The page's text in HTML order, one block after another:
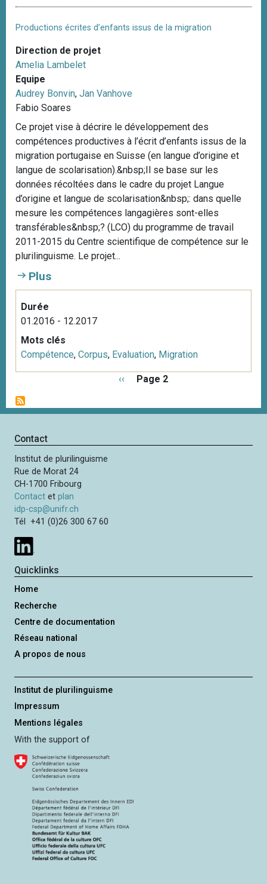
Productions écrites d’enfants issus de la migration
Direction de projet
Amelia Lambelet
Equipe
Audrey Bonvin, Jan Vanhove
Fabio Soares
Ce projet vise à décrire le développement des
compétences productives à l’écrit d’enfants issus de la
migration portugaise en Suisse (en langue d’origine et
langue de scolarisation).&nbsp;Il se base sur les
données récoltées dans le cadre du projet Langue
d’origine et langue de scolarisation&nbsp;: dans quelle
mesure les compétences langagières sont-elles
transférables&nbsp;? (LCO) du programme de travail
2011-2015 du Centre scientifique de compétence sur le
plurilinguisme. Le projet...
Plus
Durée
01.2016 - 12.2017
Mots clés
Compétence, Corpus, Evaluation, Migration
g
i
a
t
i
o
n
P
g
‹‹ Page 2
Contact
Institut de plurilinguisme
Rue de Morat 24
CH-1700 Fribourg
Contact etplan
idp-csp@unifr.ch
Tél +41 (0)26 300 67 60
Quicklinks
Home
Recherche
Centre de documentation
Réseau national
A propos de nous
Institut de plurilinguisme
Impressum
Mentions légales
With the support of